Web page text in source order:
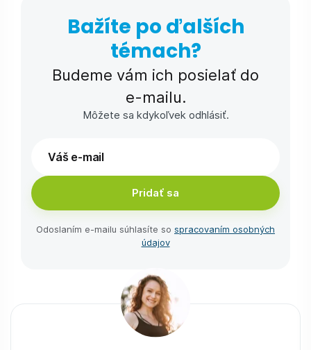
Bažíte po ďalších
témach?
Budeme vám ich posielať do
e-⁠mailu.
Môžete sa kdykoľvek odhlásiť.
Pridať sa
Odoslaním e-⁠mailu súhlasíte so spracovaním osobných
údajov